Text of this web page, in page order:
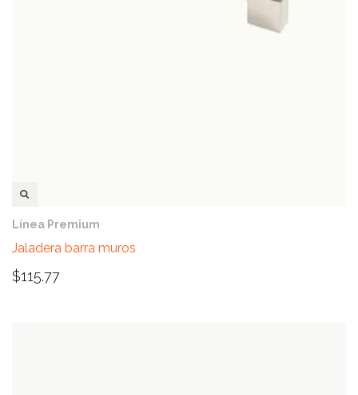
Línea Premium
Jaladera barra muros
$115.77